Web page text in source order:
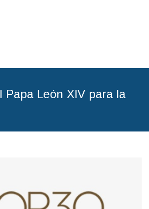
Papa León XIV para la